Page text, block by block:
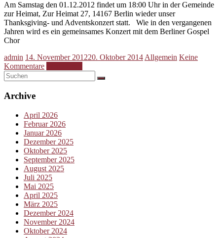
Am Samstag den 01.12.2012 findet um 18:00 Uhr in der Gemeinde
zur Heimat, Zur Heimat 27, 14167 Berlin wieder unser
Thanksgiving- und Adventskonzert statt. Wie in den vergangenen
Jahren wird es ein gemeinsames Konzert mit dem Berliner Gospel
Chor
admin 14. November 201220. Oktober 2014Allgemein Keine
Kommentare
Archive
April 2026
Februar 2026
Januar 2026
Dezember 2025
Oktober 2025
September 2025
August 2025
Juli 2025
Mai 2025
April 2025
März 2025
Dezember 2024
November 2024
Oktober 2024